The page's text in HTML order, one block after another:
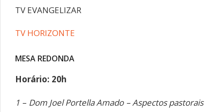
TV EVANGELIZAR
TV HORIZONTE
MESA REDONDA
Horário: 20h
1 – Dom Joel Portella Amado – Aspectos pastorais